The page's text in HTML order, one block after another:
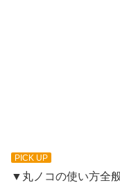
PICK UP
▼丸ノコの使い方全